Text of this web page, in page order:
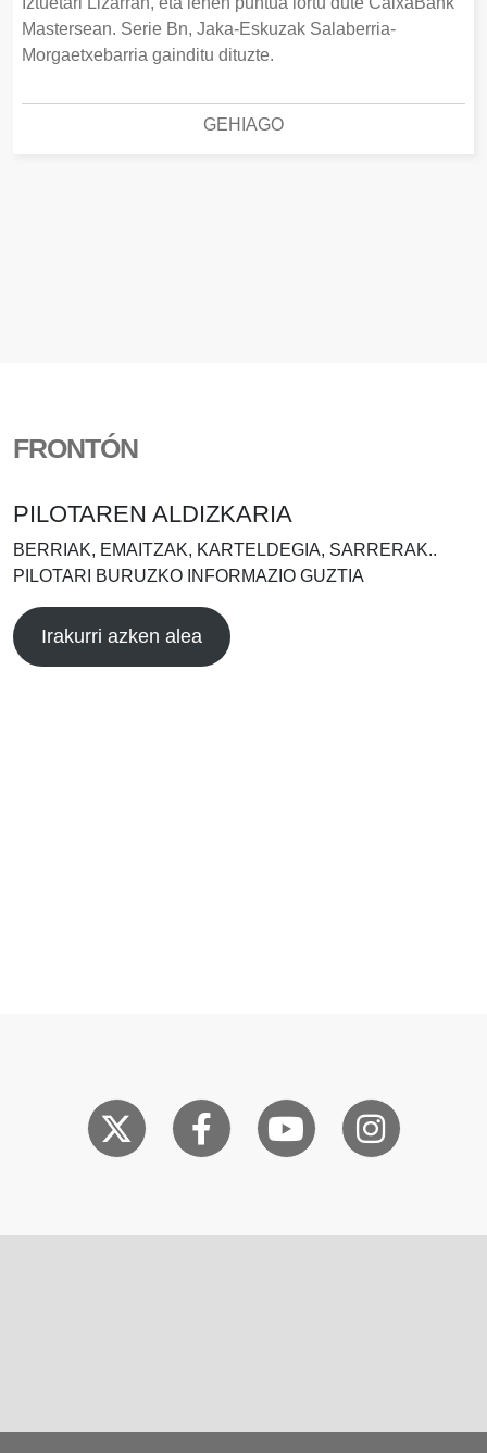
Mastersean. Serie Bn, Jaka-Eskuzak Salaberria-
Morgaetxebarria gainditu dituzte.
GEHIAGO
FRONTÓN
PILOTAREN ALDIZKARIA
BERRIAK, EMAITZAK, KARTELDEGIA, SARRERAK..
PILOTARI BURUZKO INFORMAZIO GUZTIA
Irakurri azken alea